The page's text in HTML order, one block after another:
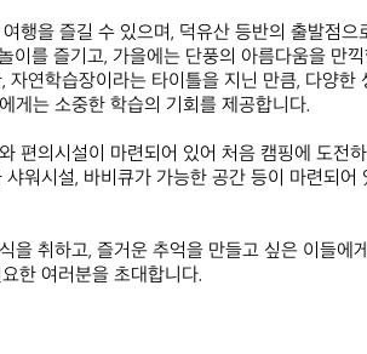
행을 즐길 수 있으며, 덕유산 등반의 출발점으
이를 즐기고, 가을에는 단풍의 아름다움을 만
연학습장이라는 타이틀을 지닌 만큼, 다양한
게는 소중한 학습의 기회를 제공합니다.
편의시설이 마련되어 있어 처음 캠핑에 도전
워시설, 바비큐가 가능한 공간 등이 마련되어
을 취하고, 즐거운 추억을 만들고 싶은 이들에
한 여러분을 초대합니다.